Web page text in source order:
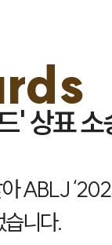
대
대
상표 소
ABLJ
습니다.